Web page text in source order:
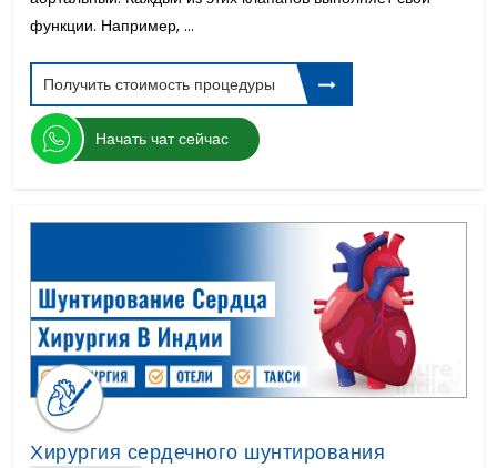
функции. Например, ...
Получить стоимость процедуры
Начать чат сейчас
Хирургия сердечного шунтирования